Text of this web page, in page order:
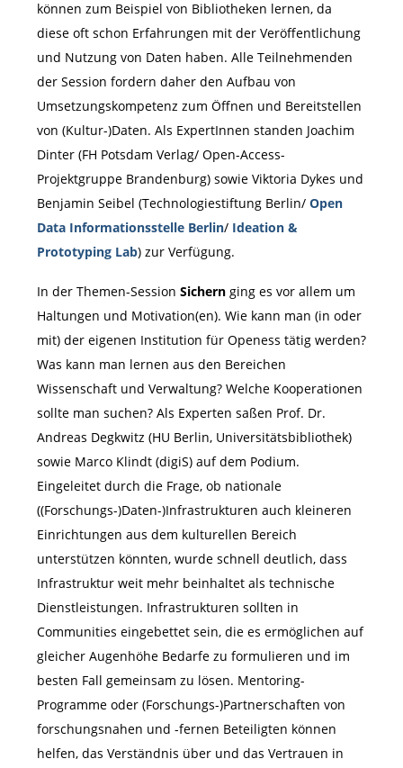
können zum Beispiel von Bibliotheken lernen, da
diese oft schon Erfahrungen mit der Veröffentlichung
und Nutzung von Daten haben. Alle Teilnehmenden
der Session fordern daher den Aufbau von
Umsetzungskompetenz zum Öffnen und Bereitstellen
von (Kultur-)Daten. Als ExpertInnen standen Joachim
Dinter (FH Potsdam Verlag/ Open-Access-
Projektgruppe Brandenburg) sowie Viktoria Dykes und
Benjamin Seibel (Technologiestiftung Berlin/ Open
Data Informationsstelle Berlin/ Ideation &
Prototyping Lab) zur Verfügung.
In der Themen-Session Sichernging es vor allem um
Haltungen und Motivation(en). Wie kann man (in oder
mit) der eigenen Institution für Openess tätig werden?
Was kann man lernen aus den Bereichen
Wissenschaft und Verwaltung? Welche Kooperationen
sollte man suchen? Als Experten saßen Prof. Dr.
Andreas Degkwitz (HU Berlin, Universitätsbibliothek)
sowie Marco Klindt (digiS) auf dem Podium.
Eingeleitet durch die Frage, ob nationale
((Forschungs-)Daten-)Infrastrukturen auch kleineren
Einrichtungen aus dem kulturellen Bereich
unterstützen könnten, wurde schnell deutlich, dass
Infrastruktur weit mehr beinhaltet als technische
Dienstleistungen. Infrastrukturen sollten in
Communities eingebettet sein, die es ermöglichen auf
gleicher Augenhöhe Bedarfe zu formulieren und im
besten Fall gemeinsam zu lösen. Mentoring-
Programme oder (Forschungs-)Partnerschaften von
forschungsnahen und -fernen Beteiligten können
helfen, das Verständnis über und das Vertrauen in